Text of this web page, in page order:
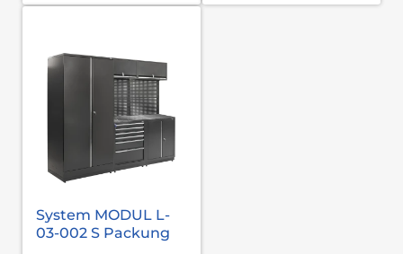
System MODUL L-
03-002 S Packung